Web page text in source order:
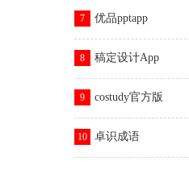
7 优品pptapp
8 稿定设计App
9 costudy官方版
10 卓识成语